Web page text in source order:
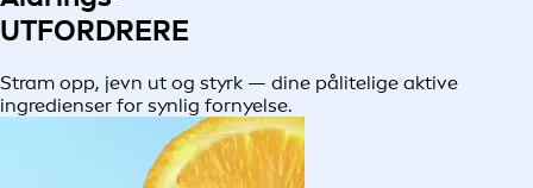
UTFORDRERE
Stram opp, jevn ut og styrk — dine pålitelige aktive
ingredienser for synlig fornyelse.